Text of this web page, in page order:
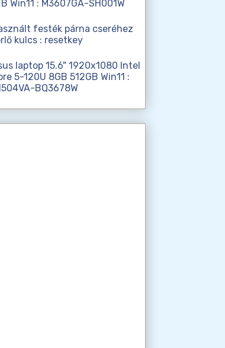
Win11 : M3607GA-SH001W
festék párna cseréhez
kulcs : resetkey
laptop 15.6" 1920x1080 Intel
5-120U 8GB 512GB Win11 :
BQ3678W